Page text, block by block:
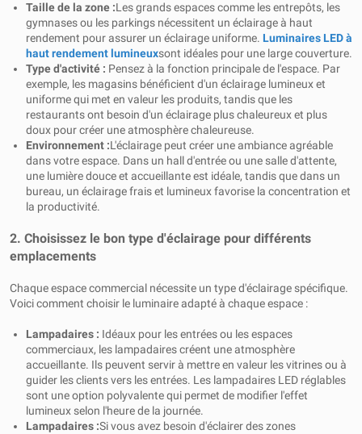
Taille de la zone :Les grands espaces comme les entrepôts, les
gymnases ou les parkings nécessitent un éclairage à haut
rendement pour assurer un éclairage uniforme. Luminaires LED à
haut rendement lumineuxsont idéales pour une large couverture.
Type d'activité : Pensez à la fonction principale de l'espace. Par
exemple, les magasins bénéficient d'un éclairage lumineux et
uniforme qui met en valeur les produits, tandis que les
restaurants ont besoin d'un éclairage plus chaleureux et plus
doux pour créer une atmosphère chaleureuse.
Environnement :L'éclairage peut créer une ambiance agréable
dans votre espace. Dans un hall d'entrée ou une salle d'attente,
une lumière douce et accueillante est idéale, tandis que dans un
bureau, un éclairage frais et lumineux favorise la concentration et
la productivité.
2. Choisissez le bon type d'éclairage pour différents
emplacements
Chaque espace commercial nécessite un type d'éclairage spécifique.
Voici comment choisir le luminaire adapté à chaque espace :
Lampadaires : Idéaux pour les entrées ou les espaces
commerciaux, les lampadaires créent une atmosphère
accueillante. Ils peuvent servir à mettre en valeur les vitrines ou à
guider les clients vers les entrées. Les lampadaires LED réglables
sont une option polyvalente qui permet de modifier l'effet
lumineux selon l'heure de la journée.
Lampadaires :Si vous avez besoin d'éclairer des zones